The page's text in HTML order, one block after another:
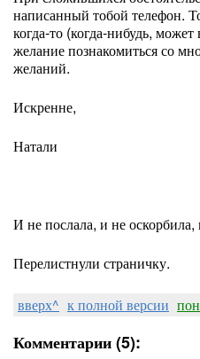
написанный тобой телефон.
когда-то (когда-нибудь,
желание познакомиться со
желаний.
Искренне,
Натали
И не послала, и не оскорбила,
Перелистнули страничку.
вверх^ к полной версии
Комментарии (5):